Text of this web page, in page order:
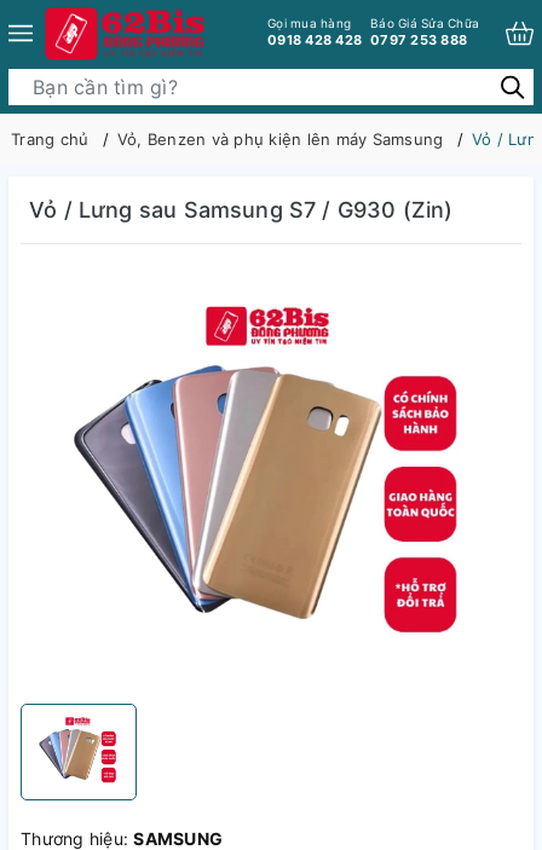
Gọi mua hàng
0918 428 428
Báo Giá Sửa Chữa
0797 253 888
Trang chủ Vỏ, Benzen và phụ kiện lên máy Samsung Vỏ /
Vỏ / Lưng sau Samsung S7 / G930 (Zin)
Thương hiệu:SAMSUNG